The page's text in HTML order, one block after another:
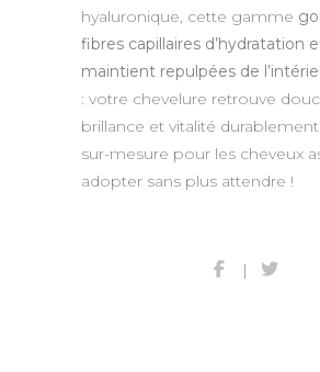
hyaluronique, cette gamme
fibres capillaires d’hydratation
maintient repulpées de
: votre chevelure retrouve
brillance et vitalité
sur-mesure pour les cheveux
adopter sans plus attendre !